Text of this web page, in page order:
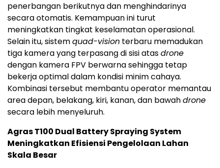
penerbangan berikutnya dan menghindarinya
secara otomatis. Kemampuan ini turut
meningkatkan tingkat keselamatan operasional.
Selain itu, sistemquad-vision terbaru memadukan
tiga kamera yang terpasang di sisi atasdrone
dengan kamera FPV berwarna sehingga tetap
bekerja optimal dalam kondisi minim cahaya.
Kombinasi tersebut membantu operator memantau
area depan, belakang, kiri, kanan, dan bawahdrone
secara lebih menyeluruh.
Agras T100 Dual Battery Spraying System
Meningkatkan Efisiensi Pengelolaan Lahan
Skala Besar